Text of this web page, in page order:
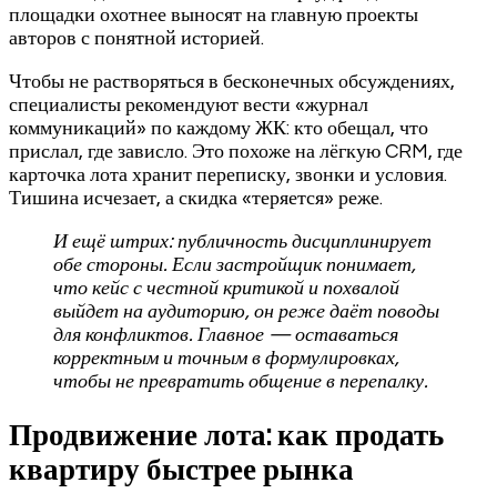
площадки охотнее выносят на главную проекты
авторов с понятной историей.
Чтобы не растворяться в бесконечных обсуждениях,
специалисты рекомендуют вести «журнал
коммуникаций» по каждому ЖК: кто обещал, что
прислал, где зависло. Это похоже на лёгкую CRM, где
карточка лота хранит переписку, звонки и условия.
Тишина исчезает, а скидка «теряется» реже.
И ещё штрих: публичность дисциплинирует
обе стороны. Если застройщик понимает,
что кейс с честной критикой и похвалой
выйдет на аудиторию, он реже даёт поводы
для конфликтов. Главное — оставаться
корректным и точным в формулировках,
чтобы не превратить общение в перепалку.
Продвижение лота: как продать
квартиру быстрее рынка